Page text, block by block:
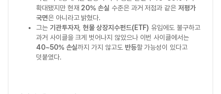
확대됐지만 현재 20% 손실 수준은 과거 저점과 같은 저평가
국면은 아니라고 밝혔다.
그는 기관투자자,현물 상장지수펀드(ETF) 유입에도 불구하고
과거 사이클을 크게 벗어나지 않았으나 이번 사이클에서는
40~50% 손실까지 가지 않고도 반등할 가능성이 있다고
덧붙였다.